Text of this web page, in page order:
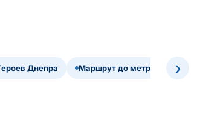
Днепра Маршрут до метро Героев Днепра
›